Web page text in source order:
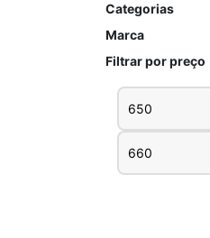
Categorias
Marca
Filtrar por preço
Preço
mínimo